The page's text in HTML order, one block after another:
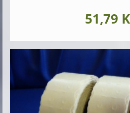
51,79